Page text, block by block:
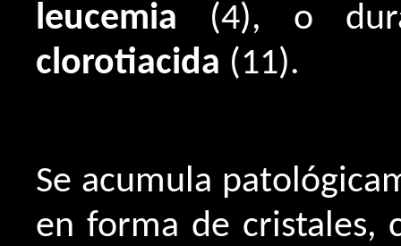
leucemia (4), o
clorotiacida (11).
Se acumula
en forma de cristales,